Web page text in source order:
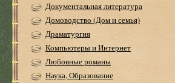
Документальная литература
Домоводство (Дом и семья)
Драматургия
Компьютеры и Интернет
Любовные романы
Наука, Образование